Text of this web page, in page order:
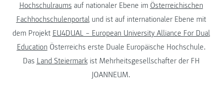
Hochschulraums auf nationaler Ebene im Österreichischen
Fachhochschulenportalund ist auf internationaler Ebene mit
dem Projekt EU4DUAL – European University Alliance For Dual
Education Österreichs erste Duale Europäische Hochschule.
Das Land Steiermarkist Mehrheitsgesellschafter der FH
JOANNEUM.